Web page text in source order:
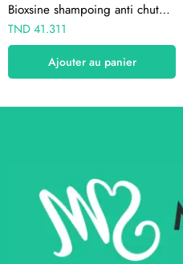
Bioxsine shampoing anti chute anti pelliculaire 300ml
TND41.311
Ajouter au panier